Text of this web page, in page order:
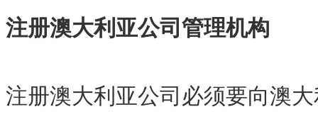
注册澳大利亚公司管理机构
注册澳大利亚公司必须要向澳